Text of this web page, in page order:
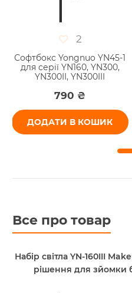
2
Софтбокс Yongnuo YN45-1
для серії YN160, YN300,
YN300II, YN300III
790 ₴
ДОДАТИ В КОШИК
Все про товар
Набір світла YN-160III
рішення для зйомки